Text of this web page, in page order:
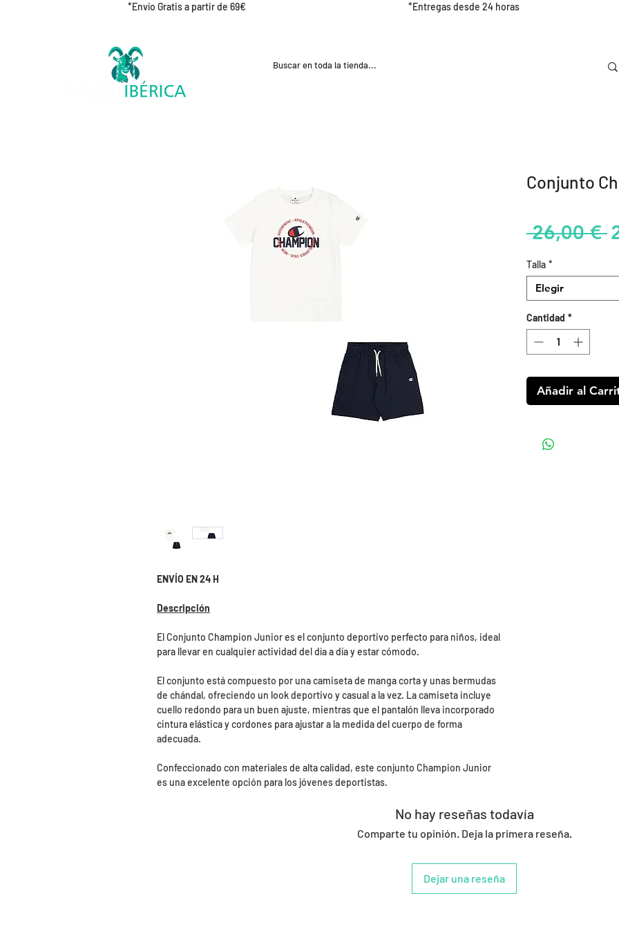
*Envío Gratis a partir de 69€ *Entregas desde 24 horas
ENVÍO EN 24 H
Descripción
El Conjunto Champion Junior es el conjunto deportivo perfecto para niños, ideal
para llevar en cualquier actividad del día a día y estar cómodo.
El conjunto está compuesto por una camiseta de manga corta y unas bermudas
de chándal, ofreciendo un look deportivo y casual a la vez. La camiseta incluye
cuello redondo para un buen ajuste, mientras que el pantalón lleva incorporado
cintura elástica y cordones para ajustar a la medida del cuerpo de forma
adecuada.
Confeccionado con materiales de alta calidad, este conjunto Champion Junior
es una excelente opción para los jóvenes deportistas.
Conjunto
26,00 €
Talla *
Elegir
Cantidad *
Añadir al
No hay reseñas todavía
Comparte tu opinión. Deja la primera reseña.
Dejar una reseña